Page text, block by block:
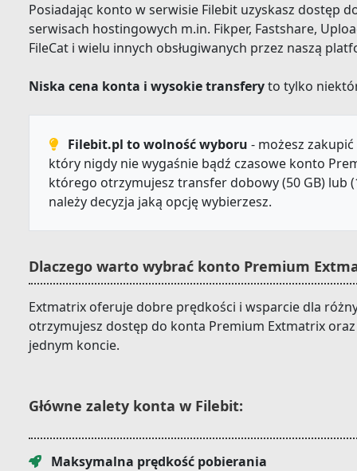
Posiadając konto w serwisie Filebit uzyskasz dostęp
serwisach hostingowych m.in. Fikper, Fastshare,
FileCat i wielu innych obsługiwanych przez naszą
Niska cena konta i wysokie transferyto tylko
Filebit.pl to wolność wyboru - możesz
który nigdy nie wygaśnie bądź czasowe konto
którego otrzymujesz transfer dobowy (50 GB) lub
należy decyzja jaką opcję wybierzesz.
Dlaczego warto wybrać konto Premium
Extmatrix oferuje dobre prędkości i wsparcie dla
otrzymujesz dostęp do konta Premium Extmatrix
jednym koncie.
Główne zalety konta w Filebit:
Maksymalna prędkość pobierania